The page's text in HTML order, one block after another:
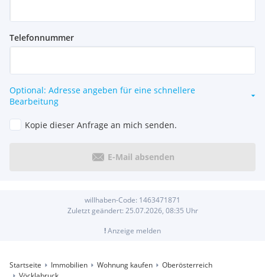
Telefonnummer
Optional: Adresse angeben für eine schnellere
Bearbeitung
Kopie dieser Anfrage an mich senden.
E-Mail absenden
willhaben-Code: 1463471871
Zuletzt geändert: 25.07.2026, 08:35 Uhr
!Anzeige melden
Startseite Immobilien Wohnung kaufen
Oberösterreich